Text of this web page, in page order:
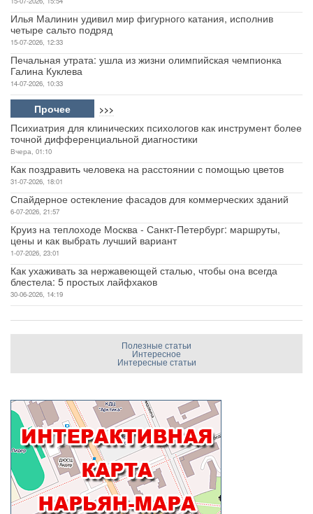
Илья Малинин удивил мир фигурного катания, исполнив
четыре сальто подряд
15-07-2026, 12:33
Печальная утрата: ушла из жизни олимпийская чемпионка
Галина Куклева
14-07-2026, 10:33
Прочее >>>
Психиатрия для клинических психологов как инструмент более
точной дифференциальной диагностики
Вчера, 01:10
Как поздравить человека на расстоянии с помощью цветов
31-07-2026, 18:01
Спайдерное остекление фасадов для коммерческих зданий
6-07-2026, 21:57
Круиз на теплоходе Москва - Санкт-Петербург: маршруты,
цены и как выбрать лучший вариант
1-07-2026, 23:01
Как ухаживать за нержавеющей сталью, чтобы она всегда
блестела: 5 простых лайфхаков
30-06-2026, 14:19
Полезные статьи
Интересное
Интересные статьи